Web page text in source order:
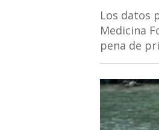
​​​​​​​Los datos
Medicina
pena de